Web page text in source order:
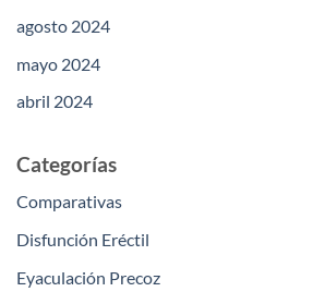
agosto 2024
mayo 2024
abril 2024
Categorías
Comparativas
Disfunción Eréctil
Eyaculación Precoz